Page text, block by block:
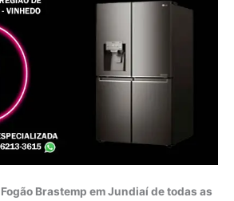
Brastemp em Jundiaí de todas as